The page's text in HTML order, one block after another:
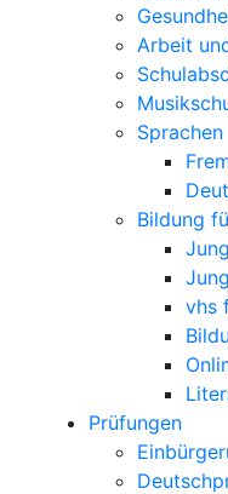
Arbeit
Sprachen
Bildung
vhs
Prüfungen